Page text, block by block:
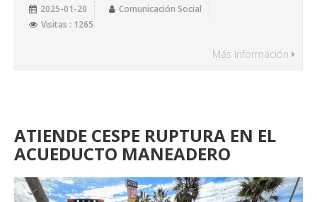
2025-01-20
Comunicación Social
Visitas : 1265
Más Información
ATIENDE CESPE RUPTURA EN EL
ACUEDUCTO MANEADERO